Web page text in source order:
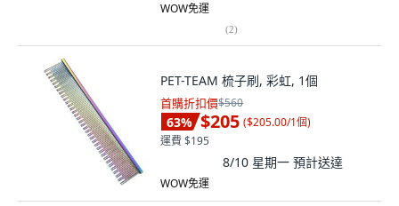
WOW免運
(2)
PET-TEAM 梳子刷, 彩虹, 1個
首購折扣價$560
63% $205 ($205.00/1個)
運費 $195
8/10 星期一 預計送達
WOW免運